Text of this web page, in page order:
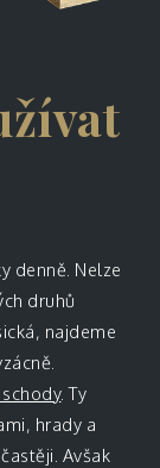
denně. Nelze
druhů
najdeme
.Ty
hrady a
Avšak